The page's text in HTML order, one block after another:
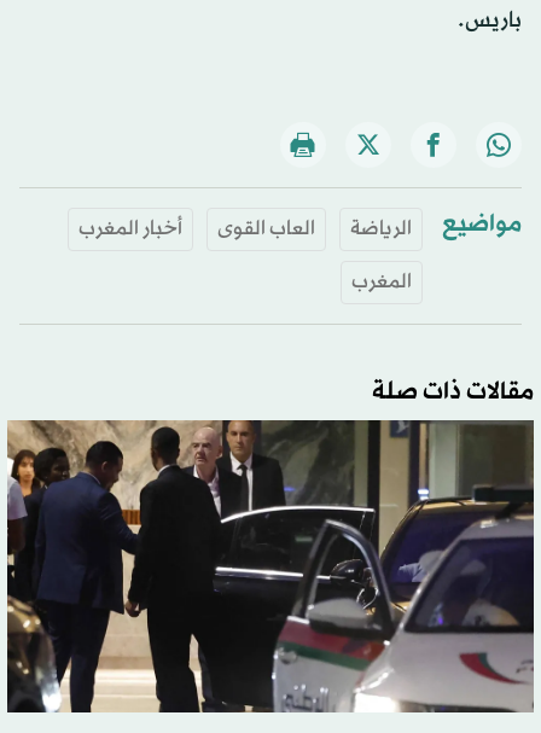
باريس.
مواضيع الرياضة العاب القوى
أخبار المغرب
المغرب
مقالات ذات صلة